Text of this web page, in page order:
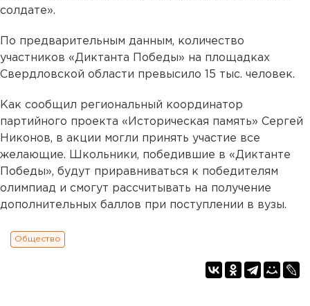
солдате».
По предварительным данным, количество
участников «Диктанта Победы» на площадках
Свердловской области превысило 15 тыс. человек.
Как сообщил региональный координатор
партийного проекта «Историческая память» Сергей
Никонов, в акции могли принять участие все
желающие. Школьники, победившие в «Диктанте
Победы», будут приравниваться к победителям
олимпиад и смогут рассчитывать на получение
дополнительных баллов при поступлении в вузы.
Общество